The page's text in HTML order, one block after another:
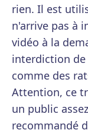
rien. Il est
n'arrive pas à
vidéo à la
interdiction
comme des
Attention, ce
un public
recommandé